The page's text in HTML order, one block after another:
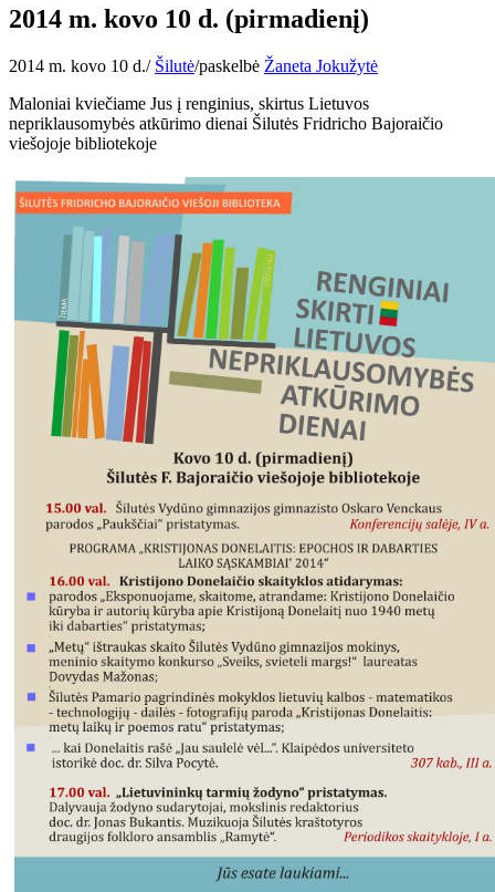
2014 m. kovo 10 d. (pirmadienį)
2014 m. kovo 10 d./ Šilutė/paskelbė Žaneta Jokužytė
Maloniai kviečiame Jus į renginius, skirtus Lietuvos
nepriklausomybės atkūrimo dienai Šilutės Fridricho Bajoraičio
viešojoje bibliotekoje